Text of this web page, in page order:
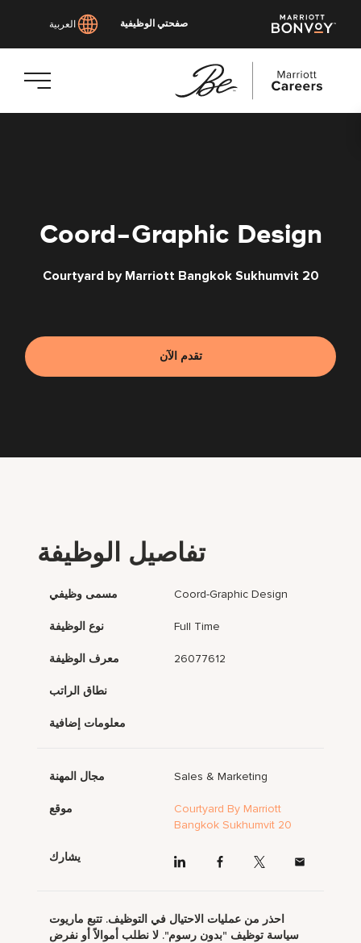
صفحتي الوظيفية العربية
Coord-Graphic Design
Courtyard by Marriott Bangkok Sukhumvit 20
تقدم الآن
تفاصيل الوظيفة
مسمى وظيفي Coord-Graphic Design
نوع الوظيفة Full Time
معرف الوظيفة 26077612
نطاق الراتب
معلومات إضافية
مجال المهنة Sales & Marketing
موقع
Courtyard By Marriott
Bangkok Sukhumvit 20
يشارك
احذر من عمليات الاحتيال في التوظيف. تتبع ماريوت
سياسة توظيف "بدون رسوم". لا نطلب أموالاً أو نفرض